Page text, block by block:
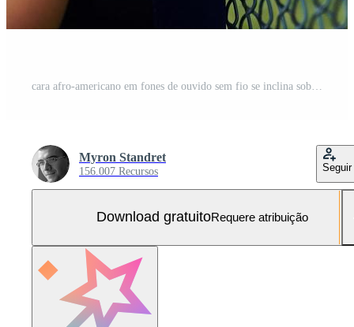
Myron Standret
156.007 Recursos Seguir
Download gratuitoRequere atribuição